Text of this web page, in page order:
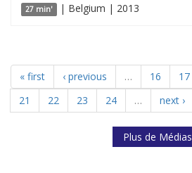
27 min' | Belgium | 2013
« first ‹ previous … 16 17
21
22 23 24 … next ›
Plus de Médias